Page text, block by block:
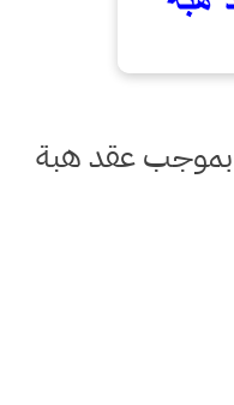
بموجب عقد هبة